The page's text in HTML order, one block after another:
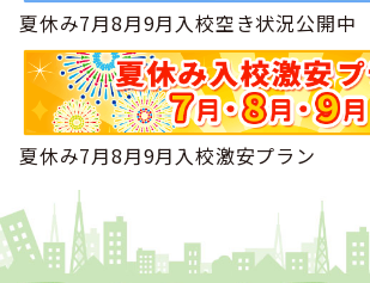
2019年08月
九州・沖縄で男性の専門学校生に人気のランキ
りました！
2019年04月
九州・沖縄で女性の大学生に人気のランキングで
した！
九州・沖縄で大学生に人気のランキングで
2019年03月
九州・沖縄で女性の大学生に人気のランキングで
した！
夏休み7月8月9月入校空き状況公開中
夏休み7月8月9月入校激安プラン